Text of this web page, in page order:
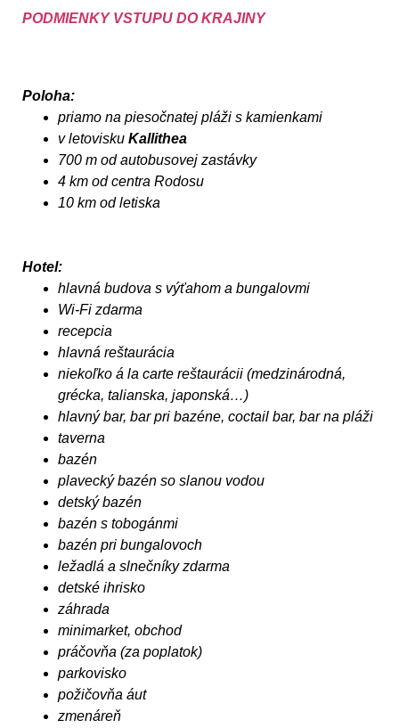
PODMIENKY VSTUPU DO KRAJINY
Poloha:
priamo na piesočnatej pláži s kamienkami
v letovisku Kallithea
700 m od autobusovej zastávky
4 km od centra Rodosu
10 km od letiska
Hotel:
hlavná budova s výťahom a bungalovmi
Wi-Fi zdarma
recepcia
hlavná reštaurácia
niekoľko á la carte reštaurácii (medzinárodná,
grécka, talianska, japonská…)
hlavný bar, bar pri bazéne, coctail bar, bar na pláži
taverna
bazén
plavecký bazén so slanou vodou
detský bazén
bazén s tobogánmi
bazén pri bungalovoch
ležadlá a slnečníky zdarma
detské ihrisko
záhrada
minimarket, obchod
práčovňa (za poplatok)
parkovisko
požičovňa áut
zmenáreň